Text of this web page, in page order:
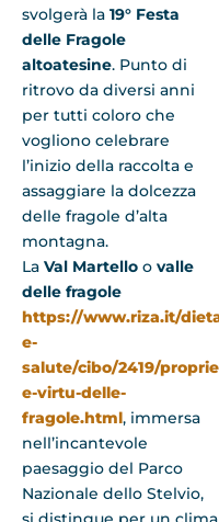
svolgerà la 19° Festa
delle Fragole
altoatesine. Punto di
ritrovo da diversi anni
per tutti coloro che
vogliono celebrare
l’inizio della raccolta e
assaggiare la dolcezza
delle fragole d’alta
montagna.
La Val Martello o valle
delle fragole
https://www.riza.it/
e-
salute/cibo/2419/
e-virtu-delle-
fragole.html, immersa
nell’incantevole
paesaggio del Parco
Nazionale dello Stelvio,